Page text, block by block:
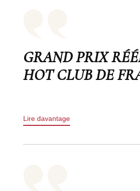
GRAND PRIX
HOT CLUB DE
Lire davantage